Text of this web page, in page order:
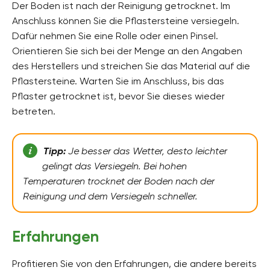
Der Boden ist nach der Reinigung getrocknet. Im
Anschluss können Sie die Pflastersteine versiegeln.
Dafür nehmen Sie eine Rolle oder einen Pinsel.
Orientieren Sie sich bei der Menge an den Angaben
des Herstellers und streichen Sie das Material auf die
Pflastersteine. Warten Sie im Anschluss, bis das
Pflaster getrocknet ist, bevor Sie dieses wieder
betreten.
Tipp:Je besser das Wetter, desto leichter
gelingt das Versiegeln. Bei hohen
Temperaturen trocknet der Boden nach der
Reinigung und dem Versiegeln schneller.
Erfahrungen
Profitieren Sie von den Erfahrungen, die andere bereits